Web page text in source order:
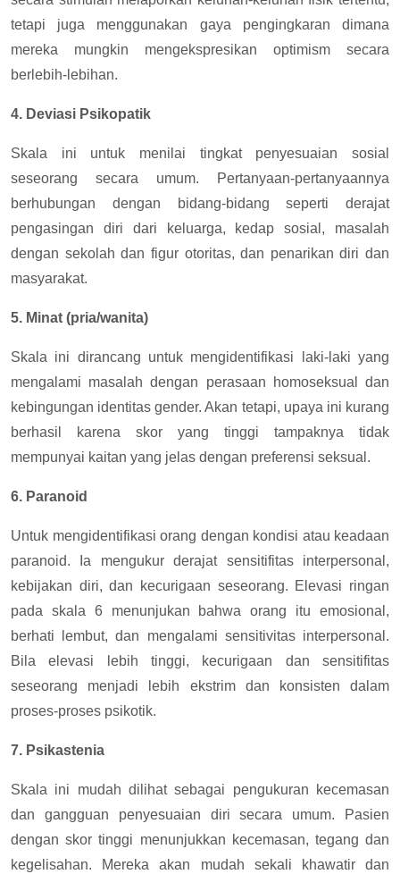
tetapi juga menggunakan gaya pengingkaran dimana
mereka mungkin mengekspresikan optimism secara
berlebih-lebihan.
4. Deviasi Psikopatik
Skala ini untuk menilai tingkat penyesuaian sosial
seseorang secara umum. Pertanyaan-pertanyaannya
berhubungan dengan bidang-bidang seperti derajat
pengasingan diri dari keluarga, kedap sosial, masalah
dengan sekolah dan figur otoritas, dan penarikan diri dan
masyarakat.
5. Minat (pria/wanita)
Skala ini dirancang untuk mengidentifikasi laki-laki yang
mengalami masalah dengan perasaan homoseksual dan
kebingungan identitas gender. Akan tetapi, upaya ini kurang
berhasil karena skor yang tinggi tampaknya tidak
mempunyai kaitan yang jelas dengan preferensi seksual.
6. Paranoid
Untuk mengidentifikasi orang dengan kondisi atau keadaan
paranoid. Ia mengukur derajat sensitifitas interpersonal,
kebijakan diri, dan kecurigaan seseorang. Elevasi ringan
pada skala 6 menunjukan bahwa orang itu emosional,
berhati lembut, dan mengalami sensitivitas interpersonal.
Bila elevasi lebih tinggi, kecurigaan dan sensitifitas
seseorang menjadi lebih ekstrim dan konsisten dalam
proses-proses psikotik.
7. Psikastenia
Skala ini mudah dilihat sebagai pengukuran kecemasan
dan gangguan penyesuaian diri secara umum. Pasien
dengan skor tinggi menunjukkan kecemasan, tegang dan
kegelisahan. Mereka akan mudah sekali khawatir dan